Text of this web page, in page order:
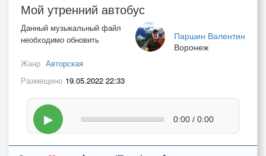
Мой утренний автобус
Паршин Валентин
Воронеж
Данный музыкальный файл
необходимо обновить
Жанр Авторская
Размещено 19.05.2022 22:33
▶ 0:00 / 0:00